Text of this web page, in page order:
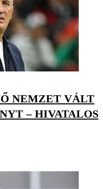
NEMZET VÁLT
– HIVATALOS